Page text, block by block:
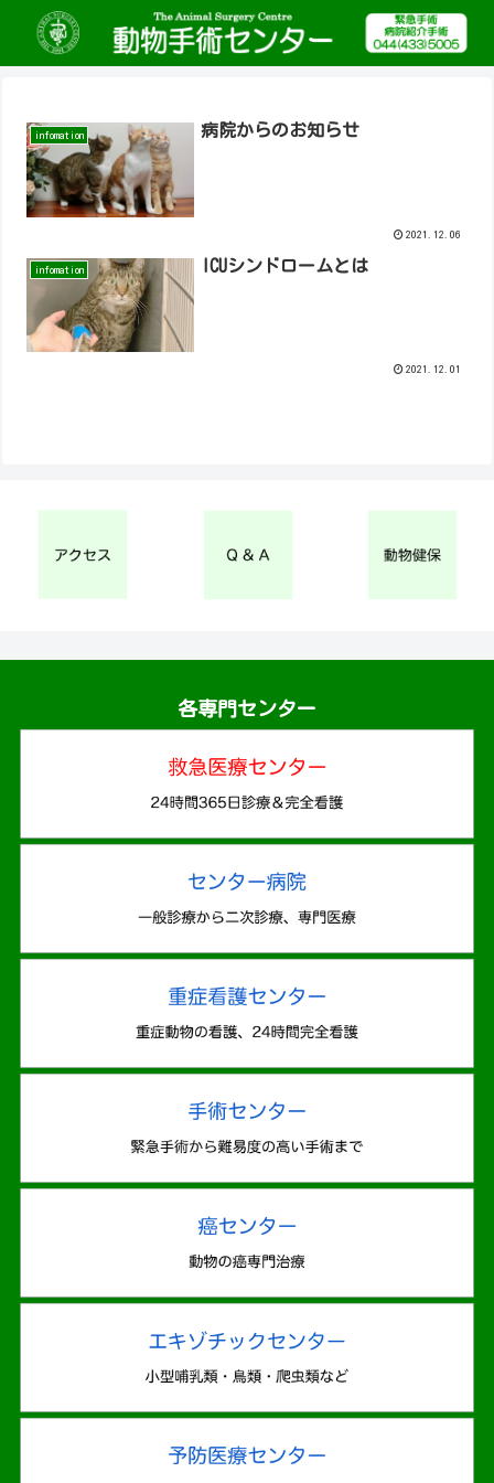
infomation 病院からのお知らせ
2021.12.06
infomation ICUシンドロームとは
2021.12.01
各専門センター